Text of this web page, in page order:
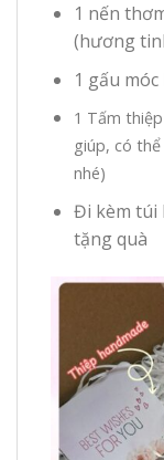
1 nến
(hương
1 gấu
1 Tấm
giúp, có
nhé)
Đi kèm túi
tặng quà